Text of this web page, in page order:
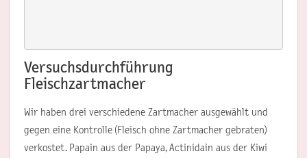
Versuchsdurchführung
Fleischzartmacher
Wir haben drei verschiedene Zartmacher ausgewählt und
gegen eine Kontrolle (Fleisch ohne Zartmacher gebraten)
verkostet. Papain aus der Papaya, Actinidain aus der Kiwi